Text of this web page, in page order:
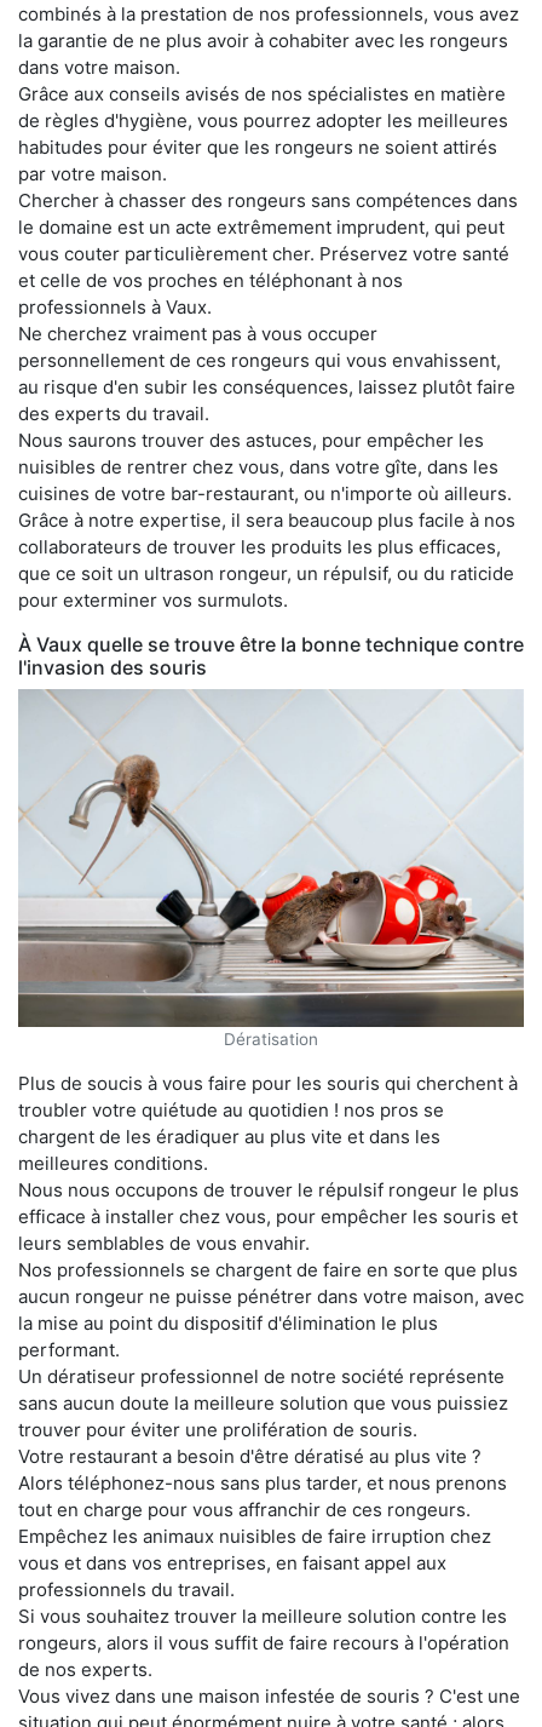
combinés à la prestation de nos professionnels, vous avez
la garantie de ne plus avoir à cohabiter avec les rongeurs
dans votre maison.
Grâce aux conseils avisés de nos spécialistes en matière
de règles d'hygiène, vous pourrez adopter les meilleures
habitudes pour éviter que les rongeurs ne soient attirés
par votre maison.
Chercher à chasser des rongeurs sans compétences dans
le domaine est un acte extrêmement imprudent, qui peut
vous couter particulièrement cher. Préservez votre santé
et celle de vos proches en téléphonant à nos
professionnels à Vaux.
Ne cherchez vraiment pas à vous occuper
personnellement de ces rongeurs qui vous envahissent,
au risque d'en subir les conséquences, laissez plutôt faire
des experts du travail.
Nous saurons trouver des astuces, pour empêcher les
nuisibles de rentrer chez vous, dans votre gîte, dans les
cuisines de votre bar-restaurant, ou n'importe où ailleurs.
Grâce à notre expertise, il sera beaucoup plus facile à nos
collaborateurs de trouver les produits les plus efficaces,
que ce soit un ultrason rongeur, un répulsif, ou du raticide
pour exterminer vos surmulots.
À Vaux quelle se trouve être la bonne technique contre
l'invasion des souris
Dératisation
Plus de soucis à vous faire pour les souris qui cherchent à
troubler votre quiétude au quotidien ! nos pros se
chargent de les éradiquer au plus vite et dans les
meilleures conditions.
Nous nous occupons de trouver le répulsif rongeur le plus
efficace à installer chez vous, pour empêcher les souris et
leurs semblables de vous envahir.
Nos professionnels se chargent de faire en sorte que plus
aucun rongeur ne puisse pénétrer dans votre maison, avec
la mise au point du dispositif d'élimination le plus
performant.
Un dératiseur professionnel de notre société représente
sans aucun doute la meilleure solution que vous puissiez
trouver pour éviter une prolifération de souris.
Votre restaurant a besoin d'être dératisé au plus vite ?
Alors téléphonez-nous sans plus tarder, et nous prenons
tout en charge pour vous affranchir de ces rongeurs.
Empêchez les animaux nuisibles de faire irruption chez
vous et dans vos entreprises, en faisant appel aux
professionnels du travail.
Si vous souhaitez trouver la meilleure solution contre les
rongeurs, alors il vous suffit de faire recours à l'opération
de nos experts.
Vous vivez dans une maison infestée de souris ? C'est une
situation qui peut énormément nuire à votre santé ; alors